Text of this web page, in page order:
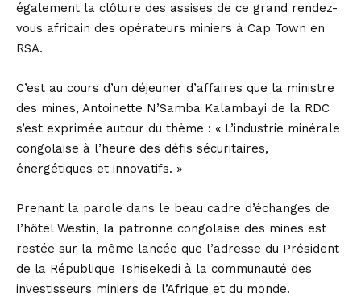
également la clôture des assises de ce grand rendez-
vous africain des opérateurs miniers à Cap Town en
RSA.
C’est au cours d’un déjeuner d’affaires que la ministre
des mines, Antoinette N’Samba Kalambayi de la RDC
s’est exprimée autour du thème : « L’industrie minérale
congolaise à l’heure des défis sécuritaires,
énergétiques et innovatifs. »
Prenant la parole dans le beau cadre d’échanges de
l’hôtel Westin, la patronne congolaise des mines est
restée sur la même lancée que l’adresse du Président
de la République Tshisekedi à la communauté des
investisseurs miniers de l’Afrique et du monde.